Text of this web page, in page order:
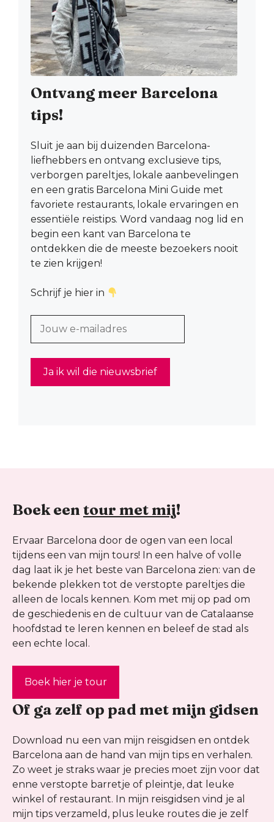
Ontvang meer Barcelona
tips!
Sluit je aan bij duizenden Barcelona-
liefhebbers en ontvang exclusieve tips,
verborgen pareltjes, lokale aanbevelingen
en een gratis Barcelona Mini Guide met
favoriete restaurants, lokale ervaringen en
essentiële reistips. Word vandaag nog lid en
begin een kant van Barcelona te
ontdekken die de meeste bezoekers nooit
te zien krijgen!
Schrijf je hier in
Boek een tour met mij!
Ervaar Barcelona door de ogen van een local
tijdens een van mijn tours! In een halve of volle
dag laat ik je het beste van Barcelona zien: van de
bekende plekken tot de verstopte pareltjes die
alleen de locals kennen. Kom met mij op pad om
de geschiedenis en de cultuur van de Catalaanse
hoofdstad te leren kennen en beleef de stad als
een echte local.
Boek hier je tour
Of ga zelf op pad met mijn gidsen
Download nu een van mijn reisgidsen en ontdek
Barcelona aan de hand van mijn tips en verhalen.
Zo weet je straks waar je precies moet zijn voor dat
enne verstopte barretje of pleintje, dat leuke
winkel of restaurant. In mijn reisgidsen vind je al
mijn tips verzameld, plus leuke routes die je zelf